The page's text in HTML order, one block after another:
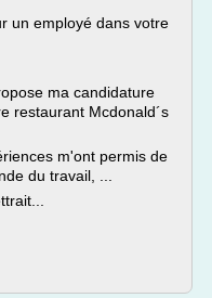
un employé dans votre
ma candidature
restaurant Mcdonald´s
m'ont permis de
du travail, ...